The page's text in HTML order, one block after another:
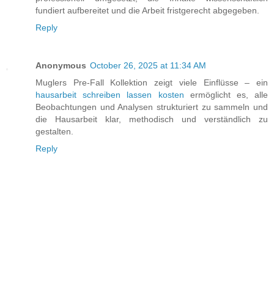
fundiert aufbereitet und die Arbeit fristgerecht abgegeben.
Reply
Anonymous October 26, 2025 at 11:34 AM
Muglers Pre-Fall Kollektion zeigt viele Einflüsse – ein
hausarbeit schreiben lassen kosten ermöglicht es, alle
Beobachtungen und Analysen strukturiert zu sammeln und
die Hausarbeit klar, methodisch und verständlich zu
gestalten.
Reply